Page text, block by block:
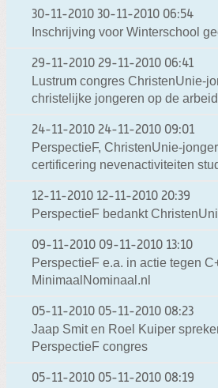
30-11-2010 30-11-2010 06:54
Inschrijving voor Winterschool
29-11-2010 29-11-2010 06:41
Lustrum congres ChristenUnie-
christelijke jongeren op de
24-11-2010 24-11-2010 09:01
PerspectieF, ChristenUnie-
certificering nevenactiviteiten
12-11-2010 12-11-2010 20:39
PerspectieF bedankt
09-11-2010 09-11-2010 13:10
PerspectieF e.a. in actie tegen
MinimaalNominaal.nl
05-11-2010 05-11-2010 08:23
Jaap Smit en Roel Kuiper
PerspectieF congres
05-11-2010 05-11-2010 08:19